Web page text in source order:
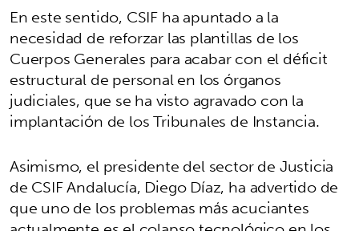
En este sentido, CSIF ha apuntado a la
necesidad de reforzar las plantillas de los
Cuerpos Generales para acabar con el déficit
estructural de personal en los órganos
judiciales, que se ha visto agravado con la
implantación de los Tribunales de Instancia.
Asimismo, el presidente del sector de Justicia
de CSIF Andalucía, Diego Díaz, ha advertido de
que uno de los problemas más acuciantes